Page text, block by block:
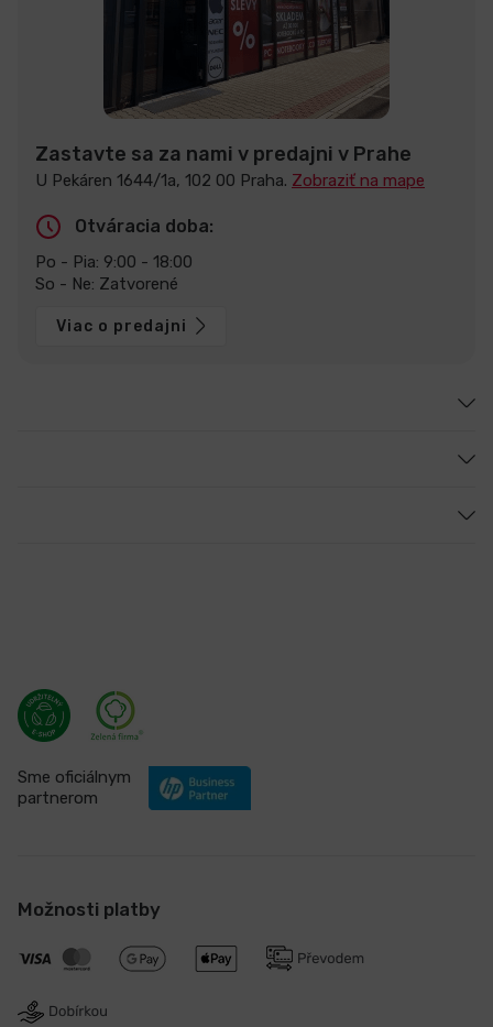
Zastavte sa za nami v predajni v Prahe
U Pekáren 1644/1a, 102 00 Praha. Zobraziť na mape
Otváracia doba:
Po - Pia: 9:00 - 18:00
So - Ne: Zatvorené
Viac o predajni
Sme oficiálnym
partnerom
Možnosti platby